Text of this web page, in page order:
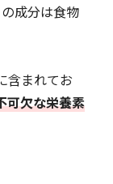
成分は食物
含まれてお
可欠な栄養素